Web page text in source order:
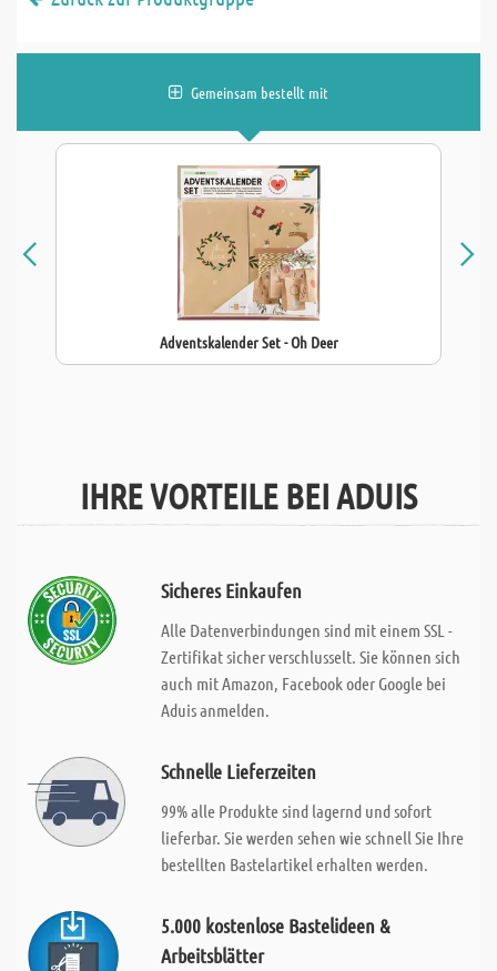
Gemeinsam bestellt mit
Adventskalender Set - Oh Deer
IHRE VORTEILE BEI ADUIS
Sicheres Einkaufen
Alle Datenverbindungen sind mit einem SSL -
Zertifikat sicher verschlusselt. Sie können sich
auch mit Amazon, Facebook oder Google bei
Aduis anmelden.
Schnelle Lieferzeiten
99% alle Produkte sind lagernd und sofort
lieferbar. Sie werden sehen wie schnell Sie Ihre
bestellten Bastelartikel erhalten werden.
5.000 kostenlose Bastelideen &
Arbeitsblätter